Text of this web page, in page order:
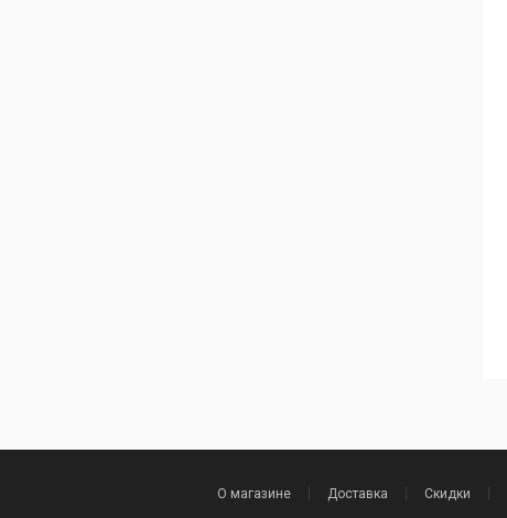
О магазине Доставка Скидки